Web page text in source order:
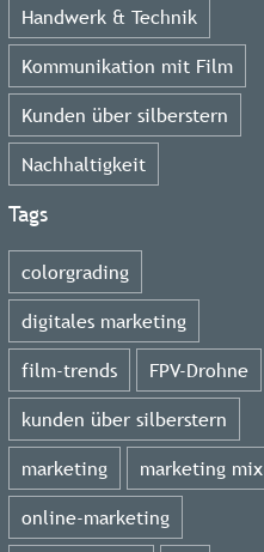
Handwerk & Technik
Kommunikation mit Film
Kunden über silberstern
Nachhaltigkeit
Tags
colorgrading
digitales marketing
film-trends
FPV-Drohne
kunden über silberstern
marketing
marketing mix
online-marketing